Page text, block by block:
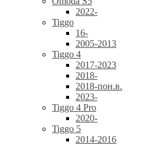
2022-
Tiggo
16-
2005-2013
Tiggo 4
2017-2023
2018-
2018-пон.в.
2023-
Tiggo 4 Pro
2020-
Tiggo 5
2014-2016